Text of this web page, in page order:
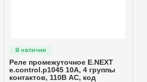
Реле промежуточное E.NEXT
e.control.p1045 10А, 4 группы
контактов, 110В AC, код